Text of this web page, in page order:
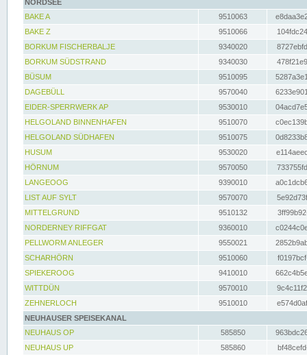
NORDSEE
BAKE A
9510063
BAKE Z
9510066
BORKUM FISCHERBALJE
9340020
BORKUM SÜDSTRAND
9340030
BÜSUM
9510095
DAGEBÜLL
9570040
EIDER-SPERRWERK AP
9530010
HELGOLAND BINNENHAFEN
9510070
HELGOLAND SÜDHAFEN
9510075
HUSUM
9530020
HÖRNUM
9570050
LANGEOOG
9390010
LIST AUF SYLT
9570070
MITTELGRUND
9510132
NORDERNEY RIFFGAT
9360010
PELLWORM ANLEGER
9550021
SCHARHÖRN
9510060
SPIEKEROOG
9410010
WITTDÜN
9570010
ZEHNERLOCH
9510010
NEUHAUSER SPEISEKANAL
NEUHAUS OP
585850
NEUHAUS UP
585860